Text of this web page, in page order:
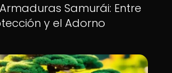
Samurái: Entre
y el Adorno